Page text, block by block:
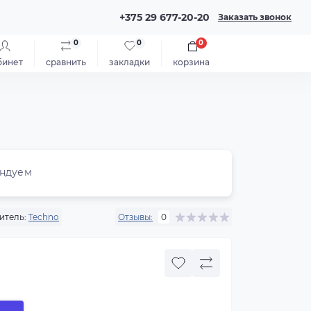
+375 29 677-20-20 Заказать звонок
сравнить
0
закладки
0
корзина
0
Techno Отзывы: 0